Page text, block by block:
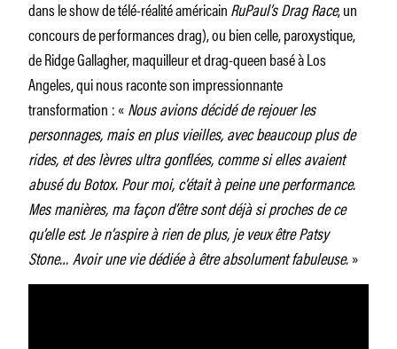
dans le show de télé-réalité américainRuPaul’s Drag Race, un
concours de performances drag), ou bien celle, paroxystique,
de Ridge Gallagher, maquilleur et drag-queen basé à Los
Angeles, qui nous raconte son impressionnante
transformation : «Nous avions décidé de rejouer les
personnages, mais en plus vieilles, avec beaucoup plus de
rides, et des lèvres ultra gonflées, comme si elles avaient
abusé du Botox. Pour moi, c’était à peine une performance.
Mes manières, ma façon d’être sont déjà si proches de ce
qu’elle est. Je n’aspire à rien de plus, je veux être Patsy
Stone… Avoir une vie dédiée à être absolument fabuleuse.»